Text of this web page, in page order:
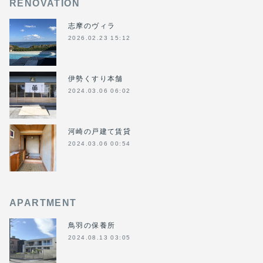
RENOVATION
志摩のヴィラ
2026.02.23 15:12
伊勢くすり本舗
2024.03.06 06:02
河崎の戸建て賃貸
2024.03.06 00:54
APARTMENT
鳥羽の保養所
2024.08.13 03:05